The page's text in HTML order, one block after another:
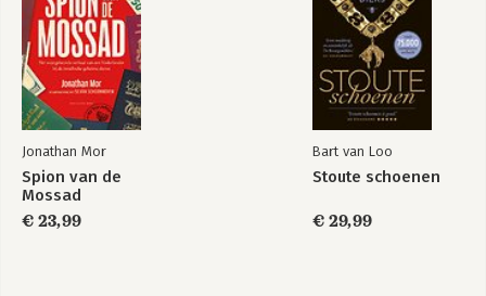
Jonathan Mor
Spion van de
Mossad
€ 23,99
Bart van Loo
Stoute schoenen
€ 29,99